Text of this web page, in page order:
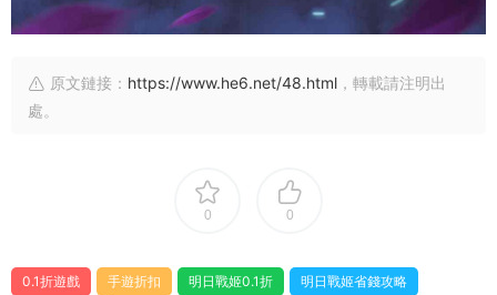
原文鏈接： https://www.he6.net/48.html ，轉載請注明出
處。
0 0
0.1折遊戲 手遊折扣 明日戰姬0.1折
明日戰姬省錢攻略